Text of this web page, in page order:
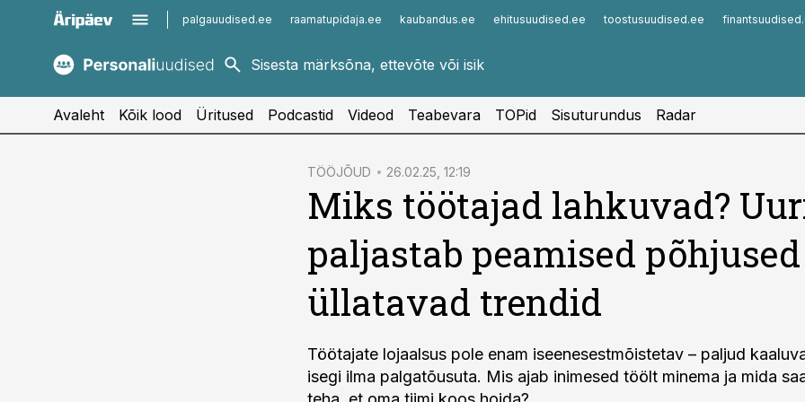
palgauudised.ee raamatupidaja.ee kaubandus.ee ehitusuudised.ee toostusuudised.ee
kaubandus.ee
kinnisvarauudised.ee
imelineajalugu.ee
Infopank
Avaleht Kõik lood Üritused Podcastid Videod Teabevara TOPid Sisuturundus Radar
TÖÖJÕUD 26.02.25, 12:19
Miks töötajad lahkuvad?
paljastab peamised
üllatavad trendid
Töötajate lojaalsus pole enam iseenesestmõistetav – paljud
isegi ilma palgatõusuta. Mis ajab inimesed töölt minema ja mida